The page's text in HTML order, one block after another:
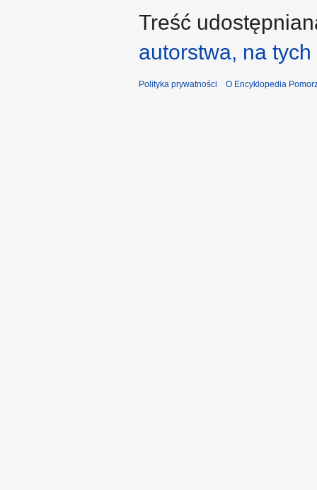
Treść
autorstwa, na
Polityka prywatności O Encyklopedia